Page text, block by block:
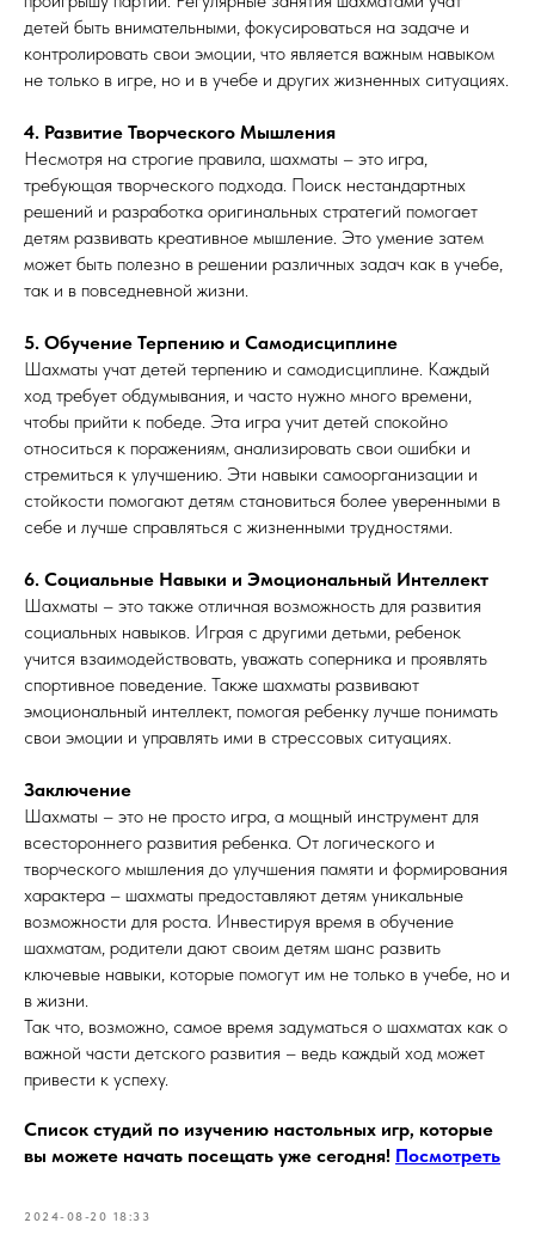
детей быть внимательными, фокусироваться на задаче и
контролировать свои эмоции, что является важным навыком
не только в игре, но и в учебе и других жизненных ситуациях.
4. Развитие Творческого Мышления
Несмотря на строгие правила, шахматы – это игра,
требующая творческого подхода. Поиск нестандартных
решений и разработка оригинальных стратегий помогает
детям развивать креативное мышление. Это умение затем
может быть полезно в решении различных задач как в учебе,
так и в повседневной жизни.
5. Обучение Терпению и Самодисциплине
Шахматы учат детей терпению и самодисциплине. Каждый
ход требует обдумывания, и часто нужно много времени,
чтобы прийти к победе. Эта игра учит детей спокойно
относиться к поражениям, анализировать свои ошибки и
стремиться к улучшению. Эти навыки самоорганизации и
стойкости помогают детям становиться более уверенными в
себе и лучше справляться с жизненными трудностями.
6. Социальные Навыки и Эмоциональный Интеллект
Шахматы – это также отличная возможность для развития
социальных навыков. Играя с другими детьми, ребенок
учится взаимодействовать, уважать соперника и проявлять
спортивное поведение. Также шахматы развивают
эмоциональный интеллект, помогая ребенку лучше понимать
свои эмоции и управлять ими в стрессовых ситуациях.
Заключение
Шахматы – это не просто игра, а мощный инструмент для
всестороннего развития ребенка. От логического и
творческого мышления до улучшения памяти и формирования
характера – шахматы предоставляют детям уникальные
возможности для роста. Инвестируя время в обучение
шахматам, родители дают своим детям шанс развить
ключевые навыки, которые помогут им не только в учебе, но и
в жизни.
Так что, возможно, самое время задуматься о шахматах как о
важной части детского развития – ведь каждый ход может
привести к успеху.
Список студий по изучению настольных игр, которые
вы можете начать посещать уже сегодня! Посмотреть
2024-08-20 18:33